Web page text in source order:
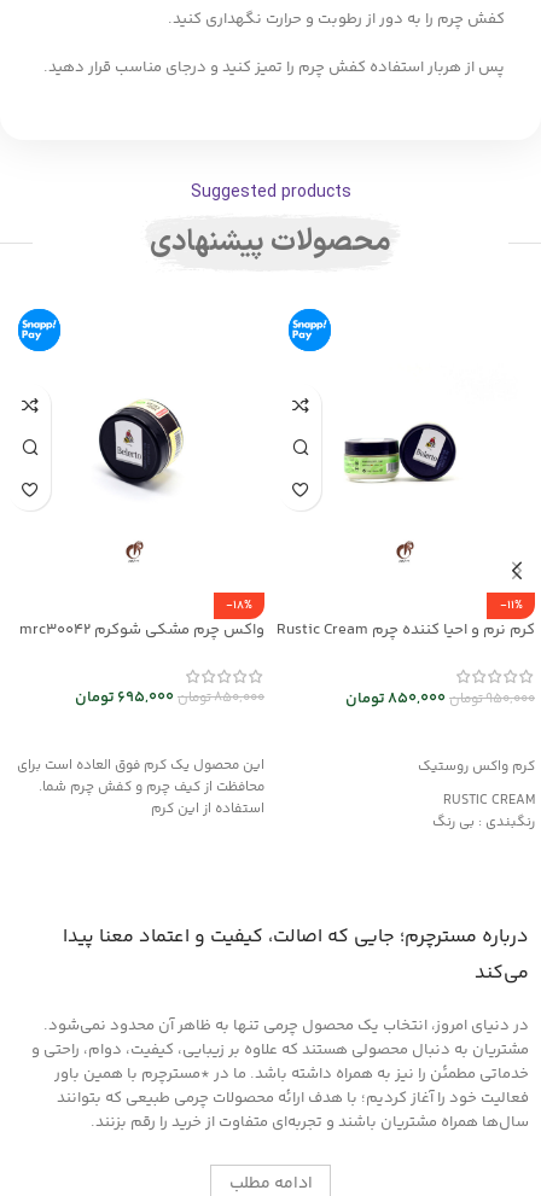
کفش چرم را به دور از رطوبت و حرارت نگهداری کنید.
پس از هربار استفاده کفش چرم را تمیز کنید و درجای مناسب قرار دهید.
Suggested products
محصولات پیشنهادی
-11%
کرم نرم و احیا کننده چرم Rustic Cream
950,000تومان850,000تومان
کرم واکس روستیک
RUSTIC CREAM
رنگبندی : بی رنگ
مناسب کیف و کفش، پوشاک و مبلمان
چرمی
-18%
واکس چرم مشکی شوکرم mrc30042
850,000تومان695,000 تومان
این محصول یک کرم فوق العاده است برای
محافظت از کیف چرم و کفش چرم شما.
استفاده از این کرم
درباره مسترچرم؛ جایی که اصالت، کیفیت و اعتماد معنا پیدا
می‌کند
در دنیای امروز، انتخاب یک محصول چرمی تنها به ظاهر آن محدود نمی‌شود.
مشتریان به دنبال محصولی هستند که علاوه بر زیبایی، کیفیت، دوام، راحتی و
خدماتی مطمئن را نیز به همراه داشته باشد. ما در *مسترچرم با همین باور
فعالیت خود را آغاز کردیم؛ با هدف ارائه محصولات چرمی طبیعی که بتوانند
سال‌ها همراه مشتریان باشند و تجربه‌ای متفاوت از خرید را رقم بزنند.
ادامه مطلب